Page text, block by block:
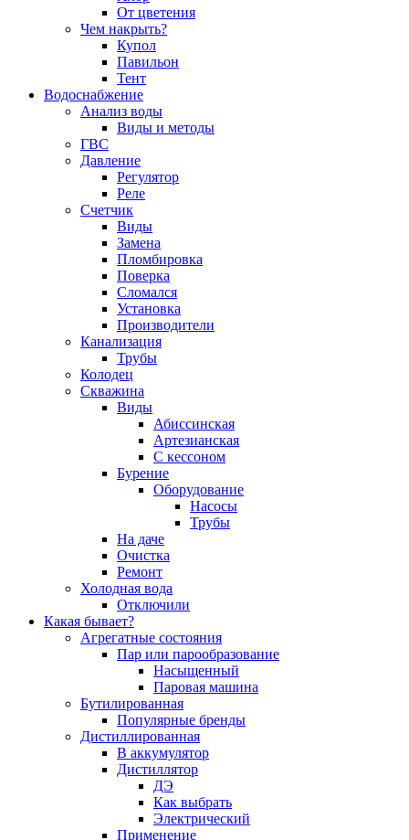
От цветения
Чем накрыть?
Купол
Павильон
Тент
Водоснабжение
Анализ воды
Виды и методы
ГВС
Давление
Регулятор
Реле
Счетчик
Виды
Замена
Пломбировка
Поверка
Сломался
Установка
Производители
Канализация
Трубы
Колодец
Скважина
Виды
Абиссинская
Артезианская
С кессоном
Бурение
Оборудование
Насосы
Трубы
На даче
Очистка
Ремонт
Холодная вода
Отключили
Какая бывает?
Агрегатные состояния
Пар или парообразование
Насыщенный
Паровая машина
Бутилированная
Популярные бренды
Дистиллированная
В аккумулятор
Дистиллятор
ДЭ
Как выбрать
Электрический
Применение